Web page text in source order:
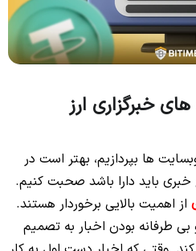
خبرگزاری ارز
ها بپردازیم، بهتر است در
باید دارا باشد صحبت کنیم.
از اهمیت بالایی برخوردار هستند.
طرفانه بودن اخبار به تصمیم